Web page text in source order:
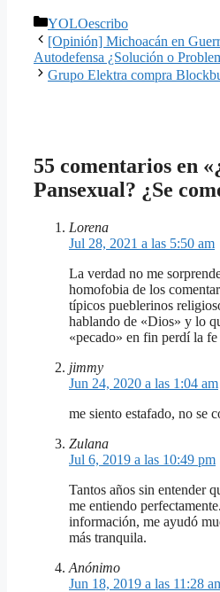
Categorías
YOLOescribo
[Opinión] Michoacán en
Autodefensa ¿Solución o
Grupo Elektra compra
55 comentarios en
Pansexual? ¿Se
Lorena
Jul 28, 2021 a las 5:50 am
La verdad no me
homofobia de los
típicos pueblerinos
hablando de «Dios» y lo
«pecado» en fin perdí la
jimmy
Jun 24, 2020 a las 1:04 am
me siento estafado, no se
Zulana
Jul 6, 2019 a las 10:49 pm
Tantos años sin entender
me entiendo
información, me ayudó
más tranquila.
Anónimo
Jun 18, 2019 a las 11:28